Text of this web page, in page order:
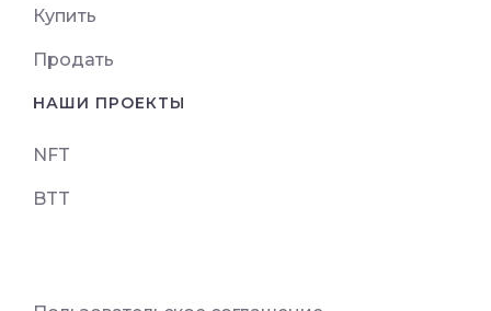
Купить
Продать
НАШИ ПРОЕКТЫ
NFT
BTT